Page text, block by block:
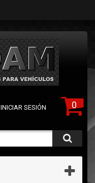
0
INICIAR SESIÓN